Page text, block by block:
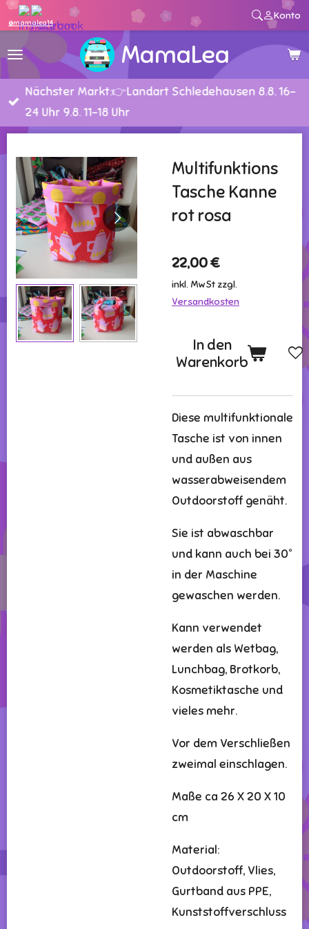
@mamalea14
Konto
Zum
Hauptinhalt
springen
MamaLea
Nächster Markt:👉Landart Schledehausen 8.8. 16-
24 Uhr 9.8. 11-18 Uhr
Multifunktions
Tasche Kanne
rot rosa
22,00 €
inkl. MwSt zzgl.
Versandkosten
In den
Warenkorb
Diese multifunktionale
Tasche ist von innen
und außen aus
wasserabweisendem
Outdoorstoff genäht.
Sie ist abwaschbar
und kann auch bei 30°
in der Maschine
gewaschen werden.
Kann verwendet
werden als Wetbag,
Lunchbag, Brotkorb,
Kosmetiktasche und
vieles mehr.
Vor dem Verschließen
zweimal einschlagen.
Maße ca 26 X 20 X 10
cm
Material:
Outdoorstoff, Vlies,
Gurtband aus PPE,
Kunststoffverschluss